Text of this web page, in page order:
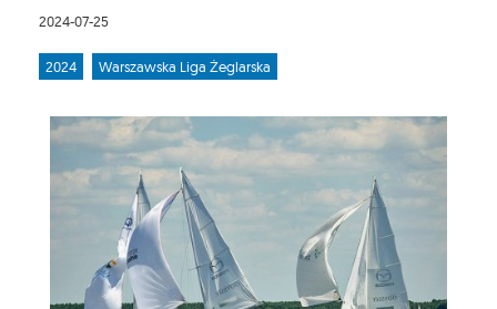
2024-07-25
2024 Warszawska Liga Żeglarska